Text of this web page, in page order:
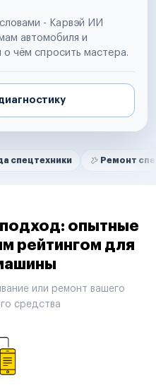
- Карвэй ИИ
автомобиля и
о чём спросить мастера.
Ремонт спецтехники
опытные
рейтингом для
или ремонт вашего
средства